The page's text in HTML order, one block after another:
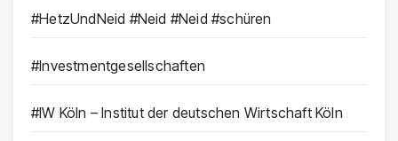
#HetzUndNeid #Neid #Neid #schüren
#Investmentgesellschaften
#IW Köln – Institut der deutschen Wirtschaft Köln